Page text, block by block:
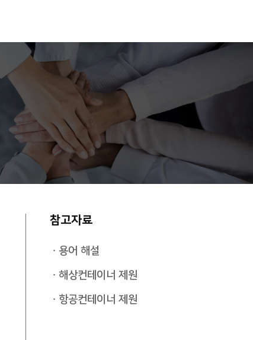
참고자료
용어 해설
해상컨테이너 제원
항공컨테이너 제원